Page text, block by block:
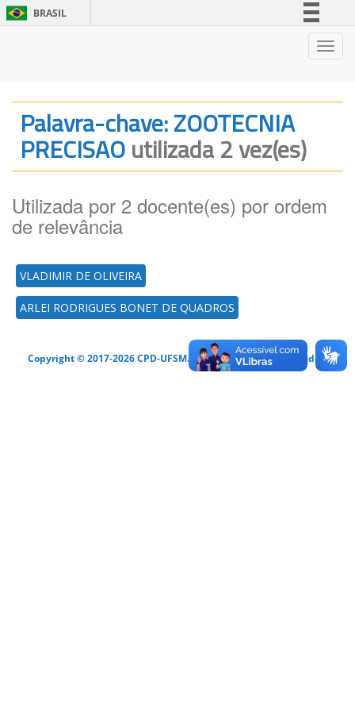
BRASIL
Legislação
Canais
Palavra-chave: ZOOTECNIA
PRECISAOutilizada 2 vez(es)
Utilizada por 2 docente(es) por ordem
de relevância
VLADIMIR DE OLIVEIRA
ARLEI RODRIGUES BONET DE QUADROS
Copyright © 2017-2026 CPD-UFSM. Todos os direitos reservados.